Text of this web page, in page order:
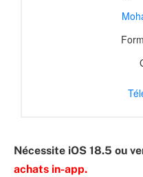
Nécessite iOS 18.5 ou
achats in-app.